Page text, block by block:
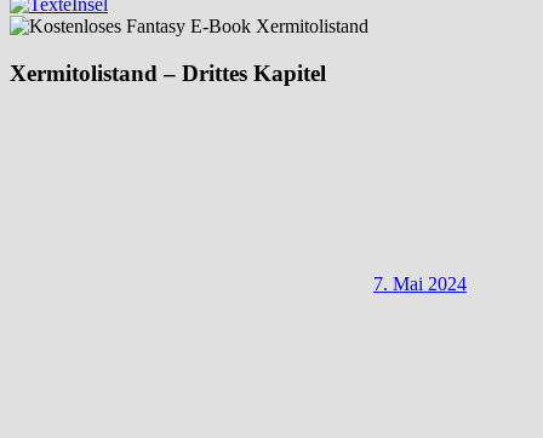
Xermitolistand – Drittes Kapitel
7. Mai 2024